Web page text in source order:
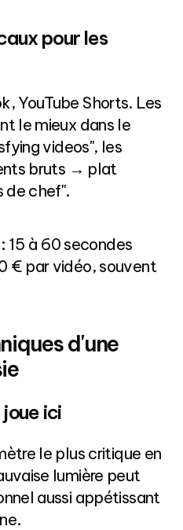
pour les
YouTube Shorts. Les
le mieux dans le
videos", les
bruts → plat
de chef".
15 à 60 secondes
€ par vidéo, souvent
d'une
ici
le plus critique en
lumière peut
aussi appétissant